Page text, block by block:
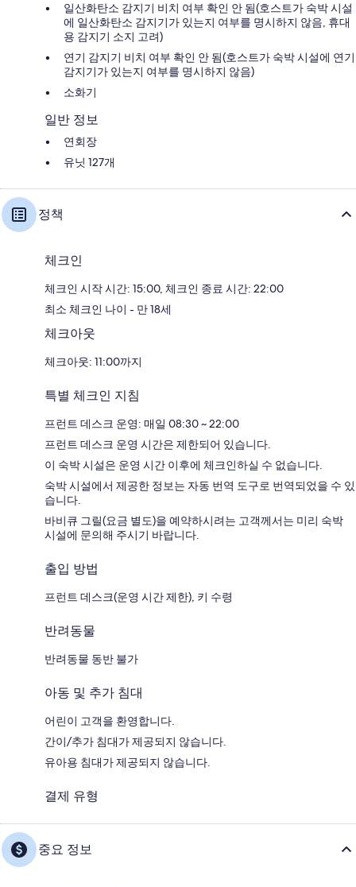
일산화탄소 감지기 비치 여부 확인 안 됨(호스트가 숙박 시설
에 일산화탄소 감지기가 있는지 여부를 명시하지 않음, 휴대
용 감지기 소지 고려)
연기 감지기 비치 여부 확인 안 됨(호스트가 숙박 시설에 연기
감지기가 있는지 여부를 명시하지 않음)
소화기
일반 정보
연회장
유닛 127개
정책
체크인
체크인 시작 시간: 15:00, 체크인 종료 시간: 22:00
최소 체크인 나이 - 만 18세
체크아웃
체크아웃: 11:00까지
특별 체크인 지침
프런트 데스크 운영: 매일 08:30 ~ 22:00
프런트 데스크 운영 시간은 제한되어 있습니다.
이 숙박 시설은 운영 시간 이후에 체크인하실 수 없습니다.
숙박 시설에서 제공한 정보는 자동 번역 도구로 번역되었을 수 있
습니다.
바비큐 그릴(요금 별도)을 예약하시려는 고객께서는 미리 숙박
시설에 문의해 주시기 바랍니다.
출입 방법
프런트 데스크(운영 시간 제한), 키 수령
반려동물
반려동물 동반 불가
아동 및 추가 침대
어린이 고객을 환영합니다.
간이/추가 침대가 제공되지 않습니다.
유아용 침대가 제공되지 않습니다.
결제 유형
중요 정보